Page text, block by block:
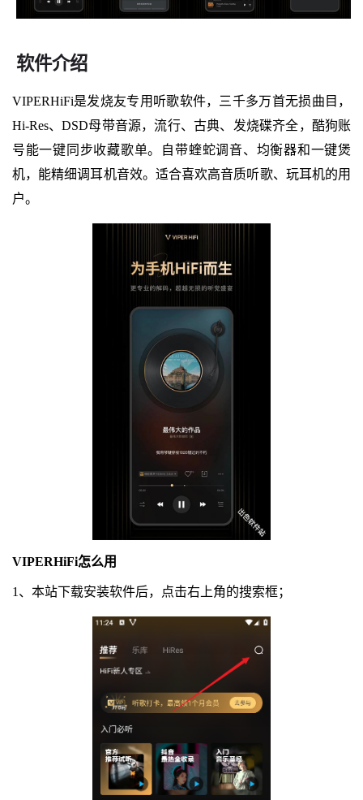
软件介绍
VIPERHiFi是发烧友专用听歌软件，三千多万首无损曲目，
Hi‑Res、DSD母带音源，流行、古典、发烧碟齐全，酷狗账
号能一键同步收藏歌单。自带蝰蛇调音、均衡器和一键煲
机，能精细调耳机音效。适合喜欢高音质听歌、玩耳机的用
户。
VIPERHiFi怎么用
1、本站下载安装软件后，点击右上角的搜索框；